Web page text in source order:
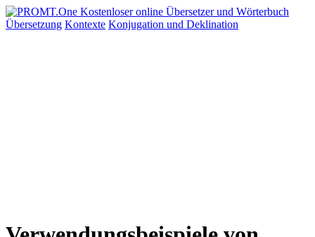
Übersetzung Kontexte Konjugation und Deklination